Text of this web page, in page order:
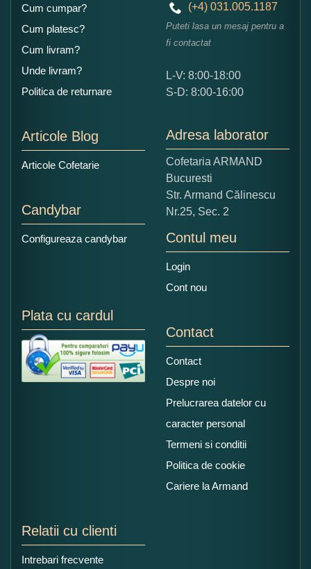
Ce nota acordati acestui produs?
5
Copiati alaturi numarul din imagine:
Cum cumpar?
Cum platesc?
Cum livram?
Unde livram?
Politica de returnare
Articole Blog
Articole Cofetarie
Candybar
Configureaza candybar
(+4) 031.005.1187
Puteti lasa un mesaj pentru a
fi contactat
L-V: 8:00-18:00
S-D: 8:00-16:00
Adresa laborator
Cofetaria ARMAND
Bucuresti
Str. Armand Călinescu
Nr.25, Sec. 2
Contul meu
Login
Cont nou
Plata cu cardul
Contact
Contact
Despre noi
Prelucrarea datelor cu
caracter personal
Termeni si conditii
Politica de cookie
Cariere la Armand
Relatii cu clienti
Intrebari frecvente